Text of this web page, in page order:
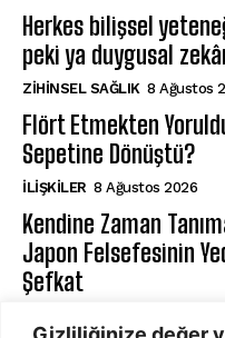
Herkes bilişsel
peki ya duygusal
ZIHINSEL SAĞLIK 8 Ağustos
Flört Etmekten
Sepetine Dönüştü?
İLIŞKILER 8 Ağustos 2026
Kendine Zaman
Japon Felsefesinin
Şefkat